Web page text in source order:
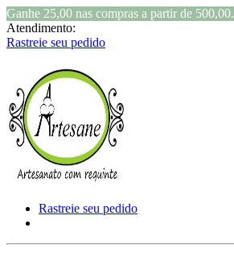
Ganhe 25,00 nas compras a partir de 500,00.
Atendimento:
Rastreie seu pedido
Rastreie seu pedido